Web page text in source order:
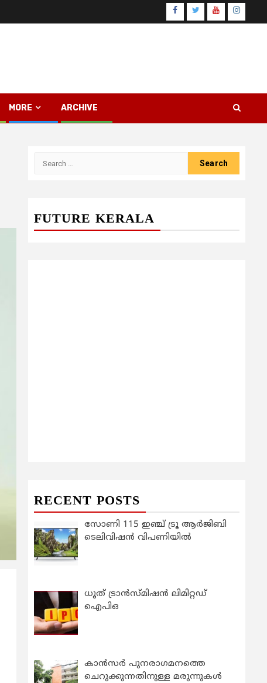
Facebook
TwitterYoutube
MORE ARCHIVE
FUTURE KERALA
RECENT POSTS
സോണി 115 ഇഞ്ച് ട്രൂ ആർജിബി
ടെലിവിഷൻ വിപണിയിൽ
ധൂത് ട്രാൻസ്മിഷൻ ലിമിറ്റഡ്
ഐപിഒ
കാന്‍സര്‍ പുനരാഗമനത്തെ
ചെറുക്കുന്നതിനുള്ള മരുന്നുകള്‍